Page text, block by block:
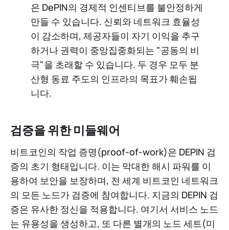
은 DePIN의 경제적 인센티브를 불안정하게
만들 수 있습니다. 신뢰와 네트워크 효율성
이 감소하며, 제공자들이 자기 이익을 추구
하거나 권력이 중앙집중화되는 "공동의 비
극"을 초래할 수 있습니다. 두 경우 모두 분
산형 동료 주도의 인프라의 목표가 훼손됩
니다.
검증을 위한 미들웨어
비트코인의 작업 증명(proof-of-work)은 DEPIN 검
증의 초기 형태입니다. 이는 막대한 해시 파워를 이
용하여 보안을 보장하며, 전 세계 비트코인 네트워크
의 모든 노드가 검증에 참여합니다. 지금의 DEPIN 검
증은 유사한 정신을 적용합니다. 여기서 서비스 노드
는 유용성을 생성하고, 또 다른 별개의 노드 세트(미